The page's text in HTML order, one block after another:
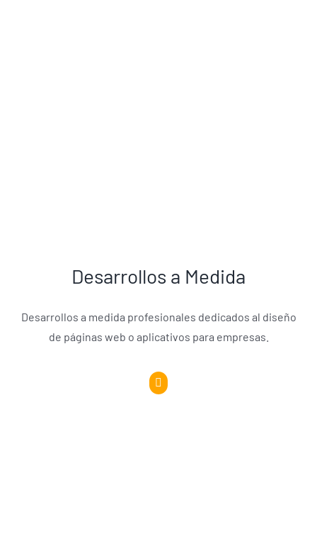
Desarrollos a Medida
Desarrollos a medida profesionales dedicados al diseño
de páginas web o aplicativos para empresas.